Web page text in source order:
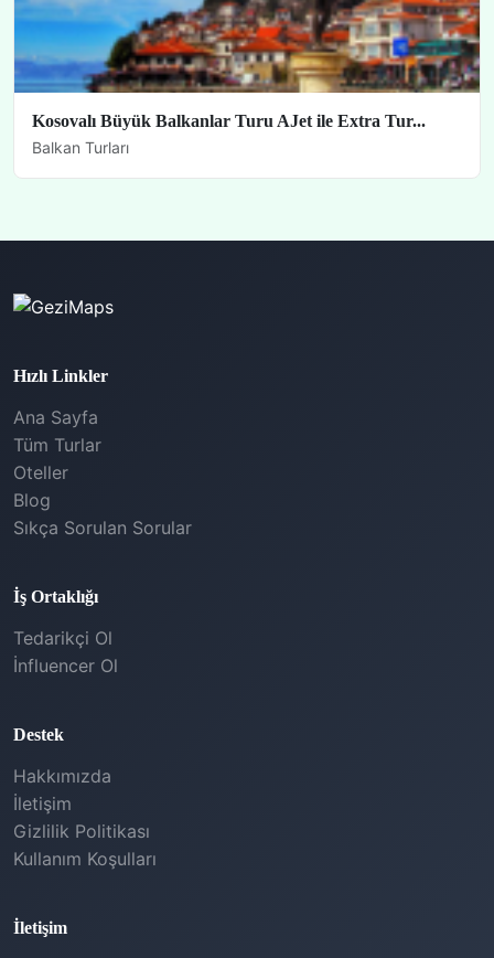
Kosovalı Büyük Balkanlar Turu AJet ile Extra Tur...
Balkan Turları
Hızlı Linkler
Ana Sayfa
Tüm Turlar
Oteller
Blog
Sıkça Sorulan Sorular
İş Ortaklığı
Tedarikçi Ol
İnfluencer Ol
Destek
Hakkımızda
İletişim
Gizlilik Politikası
Kullanım Koşulları
İletişim